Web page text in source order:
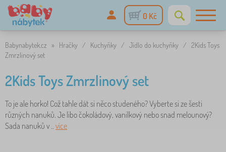
0 Kč
Babynabytek.cz » Hračky / Kuchyňky / Jídlo do kuchyňky / 2Kids Toys
Zmrzlinový set
2Kids Toys Zmrzlinový set
To je ale horko! Což tahle dát si něco studeného? Vyberte si ze šesti
různých nanuků. Je libo čokoládový, vanilkový nebo snad melounový?
Sada nanuků v .. více